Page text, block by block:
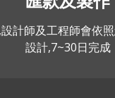
計師及工程師會依
設計,7~30日完成